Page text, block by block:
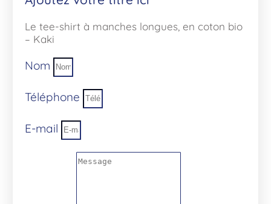
Le tee-shirt à manches longues, en coton bio
– Kaki
Nom
Téléphone
E-mail